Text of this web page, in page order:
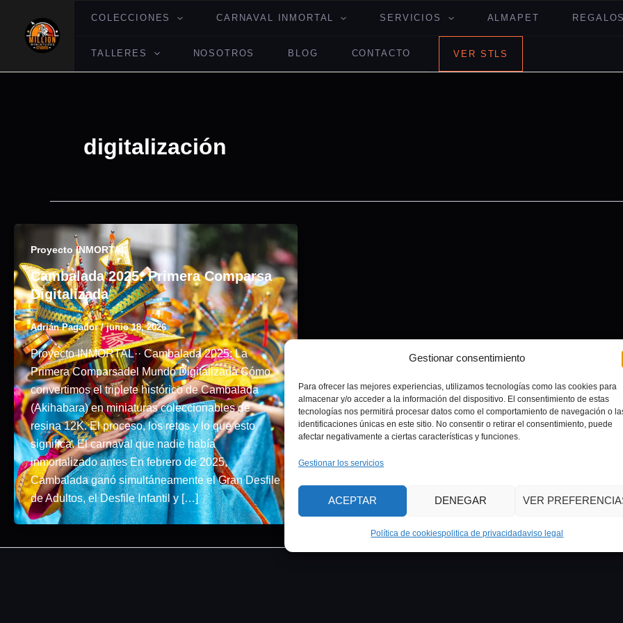
Gestionar consentimiento
Para ofrecer las mejores experiencias, utilizamos tecnologías como las cookies para
almacenar y/o acceder a la información del dispositivo. El consentimiento de estas
tecnologías nos permitirá procesar datos como el comportamiento de navegación o
identificaciones únicas en este sitio. No consentir o retirar el consentimiento, puede
afectar negativamente a ciertas características y funciones.
Gestionar los servicios
ACEPTAR DENEGAR VER
Política de cookiespolitica de privacidadaviso legal
contenido
COLECCIONES CARNAVAL INMORTAL SERVICIOS ALMAPET
TALLERES NOSOTROS BLOG CONTACTO VER STLS
digitalización
Proyecto INMORTAL
Cambalada 2025: Primera Comparsa
Digitalizada
Adrián Pagador/junio 18, 2026
Proyecto INMORTAL·· Cambalada 2025: La
Primera Comparsadel Mundo Digitalizada Cómo
convertimos el triplete histórico de Cambalada
(Akihabara) en miniaturas coleccionables de
resina 12K. El proceso, los retos y lo que esto
significa. El carnaval que nadie había
inmortalizado antes En febrero de 2025,
Cambalada ganó simultáneamente el Gran Desfile
de Adultos, el Desfile Infantil y […]